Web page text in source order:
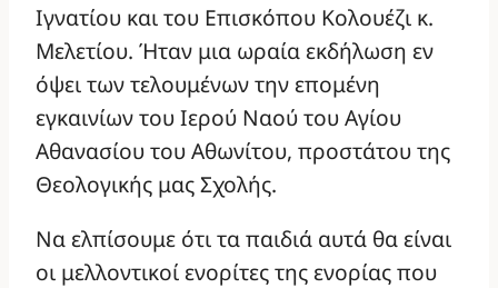
Ιγνατίου και του Επισκόπου Κολουέζι κ.
Μελετίου. Ήταν μια ωραία εκδήλωση εν
όψει των τελουμένων την επομένη
εγκαινίων του Ιερού Ναού του Αγίου
Αθανασίου του Αθωνίτου, προστάτου της
Θεολογικής μας Σχολής.
Να ελπίσουμε ότι τα παιδιά αυτά θα είναι
οι μελλοντικοί ενορίτες της ενορίας που